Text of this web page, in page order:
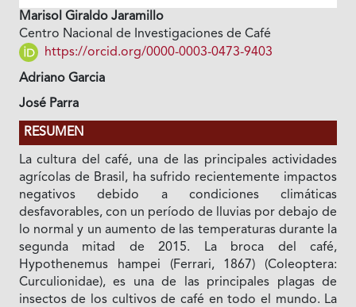
Marisol Giraldo Jaramillo
Centro Nacional de Investigaciones de Café
https://orcid.org/0000-0003-0473-9403
Adriano Garcia
José Parra
RESUMEN
La cultura del café, una de las principales actividades
agrícolas de Brasil, ha sufrido recientemente impactos
negativos debido a condiciones climáticas
desfavorables, con un período de lluvias por debajo de
lo normal y un aumento de las temperaturas durante la
segunda mitad de 2015. La broca del café,
Hypothenemus hampei (Ferrari, 1867) (Coleoptera:
Curculionidae), es una de las principales plagas de
insectos de los cultivos de café en todo el mundo. La